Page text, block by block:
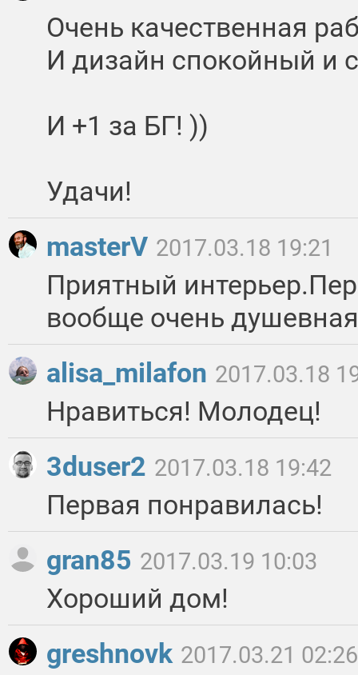
Очень качественная
И дизайн спокойный и
И +1 за БГ! ))
Удачи!
masterV 2017.03.18 19:21
Приятный
вообще очень
alisa_milafon 2017.03.18
Нравиться! Молодец!
3duser2 2017.03.18 19:42
Первая понравилась!
gran85 2017.03.19 10:03
Хороший дом!
greshnovk 2017.03.21 02:26